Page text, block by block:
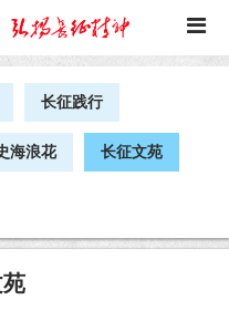
长征践行
海浪花 长征文苑